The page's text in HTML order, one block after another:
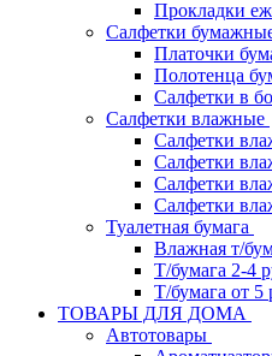
Прокладки
Салфетки
Платочки
Полотенца
Салфетки в
Салфетки влажные
Салфетки
Салфетки
Салфетки
Салфетки
Туалетная бумага
Влажная т/
Т/бумага 2-4
Т/бумага от 5
ТОВАРЫ ДЛЯ ДОМА
Автотовары